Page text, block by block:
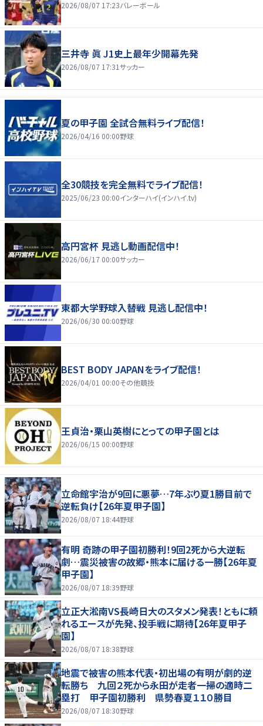
2026/08/07 17:23バレーボール
三井寺 眞 J1史上最年少開幕先発
2026/08/07 17:31サッカー
夏の甲子園 全試合無料ライブ配信！
2026/04/16 00:00野球
全30競技を完全無料でライブ配信！
2025/06/23 00:00インターハイ(インハイ.tv)
高円宮杯 見逃し動画配信中！
2026/06/17 00:00サッカー
東都大学野球入替戦 見逃し配信中！
2026/06/30 00:00野球
BEST BODY JAPANをライブ配信！
2026/04/01 00:00その他競技
王貞治・栗山英樹にとっての甲子園とは
2026/06/15 00:00野球
立命館宇治が9回に悪夢…7年ぶり夏1勝目前で
逆転負け【26年夏甲子園】
2026/08/07 18:44野球
有明 奇跡の甲子園初勝利！9回2死から大逆転
劇…震災被害の故郷・熊本に届ける一勝【26年夏
甲子園】
2026/08/07 18:39野球
立正大淞南VS長崎日大のスタメン発表！ともに頼
れるエースが先発、投手戦に期待【26年夏甲子
園】
2026/08/07 18:38野球
地震で被害の熊本代表・初出場の有明が劇的逆
転勝ち 九回２死から永田が走者一掃の適時二
塁打 甲子園初勝利 県勢春夏１１０勝目
2026/08/07 18:30野球